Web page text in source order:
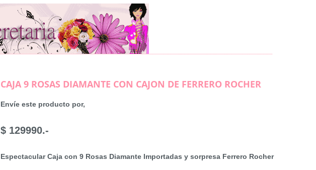
CAJA 9 ROSAS DIAMANTE CON CAJON DE FERRERO ROCHER
Envíe este producto por,
$ 129990.-
Espectacular Caja con 9 Rosas Diamante Importadas y sorpresa Ferrero Rocher